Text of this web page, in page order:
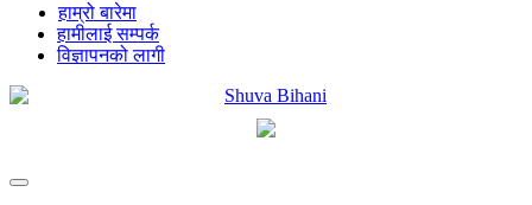
हाम्रो बारेमा
हामीलाई सम्पर्क
विज्ञापनको लागी